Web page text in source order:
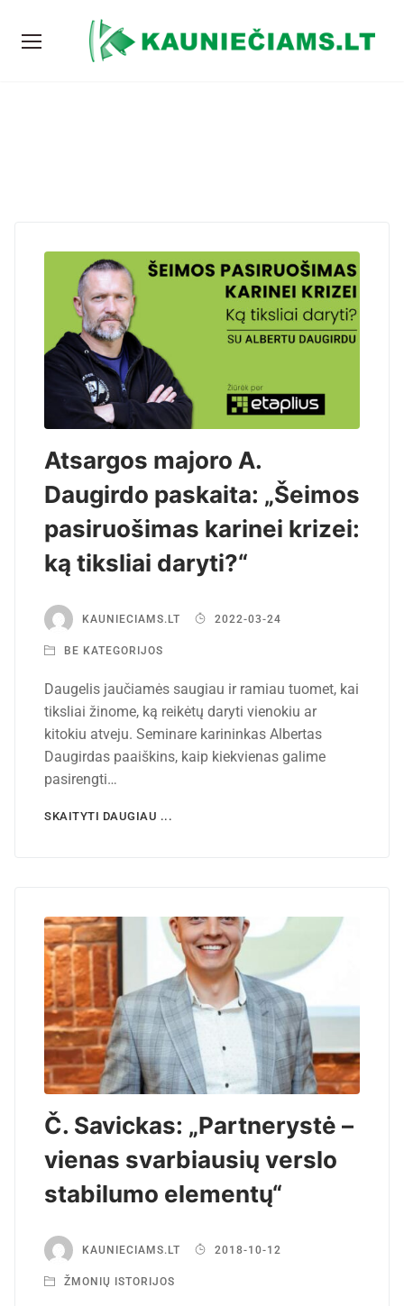
Atsargos majoro A.
Daugirdo paskaita: „Šeimos
pasiruošimas karinei krizei:
ką tiksliai daryti?“
KAUNIECIAMS.LT 2022-03-24
BE KATEGORIJOS
Daugelis jaučiamės saugiau ir ramiau tuomet, kai
tiksliai žinome, ką reikėtų daryti vienokiu ar
kitokiu atveju. Seminare karininkas Albertas
Daugirdas paaiškins, kaip kiekvienas galime
pasirengti…
SKAITYTI DAUGIAU ...
Č. Savickas: „Partnerystė –
vienas svarbiausių verslo
stabilumo elementų“
KAUNIECIAMS.LT 2018-10-12
ŽMONIŲ ISTORIJOS